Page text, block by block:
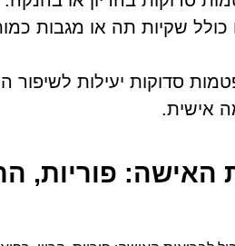
שקיות תה או מגבות
סדוקות יעילות
אישית.
האישה: פוריות,